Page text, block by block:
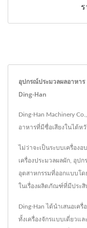
อุปกรณ์ประมวลผลอาหา
Ding-Han
Ding-Han Machinery
อาหารที่มีชื่อเสียงในไต้ห
ไม่ว่าจะเป็นระบบเครื่องอ
เครื่องประมวลผลผัก, อุป
อุตสาหกรรมที่ออกแบบโ
ในเรื่องผลิตภัณฑ์ที่มีประ
Ding-Han ได้นำเสนอเค
ทั้งเครื่องจักรแบบเดี่ยวแ